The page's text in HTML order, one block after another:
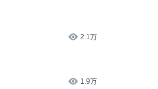
2.1万
1.9万